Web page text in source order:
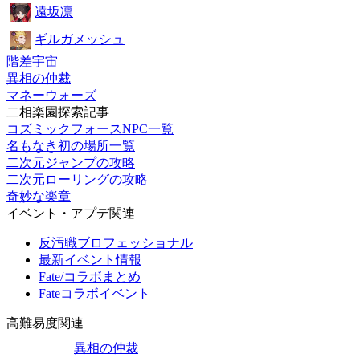
遠坂凛
ギルガメッシュ
階差宇宙
異相の仲裁
マネーウォーズ
二相楽園探索記事
コズミックフォースNPC一覧
名もなき初の場所一覧
二次元ジャンプの攻略
二次元ローリングの攻略
奇妙な楽章
イベント・アプデ関連
反汚職ブロフェッショナル
最新イベント情報
Fate/コラボまとめ
Fateコラボイベント
高難易度関連
異相の仲裁